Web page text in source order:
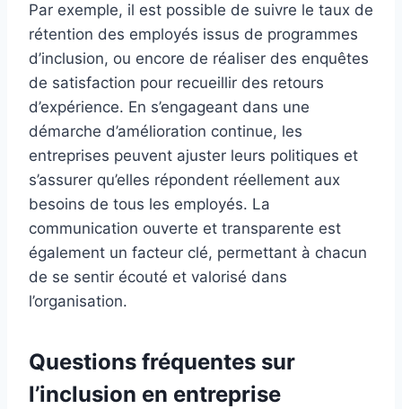
Par exemple, il est possible de suivre le taux de
rétention des employés issus de programmes
d’inclusion, ou encore de réaliser des enquêtes
de satisfaction pour recueillir des retours
d’expérience. En s’engageant dans une
démarche d’amélioration continue, les
entreprises peuvent ajuster leurs politiques et
s’assurer qu’elles répondent réellement aux
besoins de tous les employés. La
communication ouverte et transparente est
également un facteur clé, permettant à chacun
de se sentir écouté et valorisé dans
l’organisation.
Questions fréquentes sur
l’inclusion en entreprise